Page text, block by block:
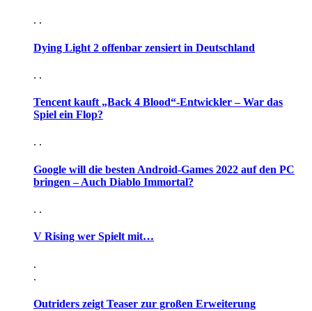
. .
Dying Light 2 offenbar zensiert in Deutschland
. .
Tencent kauft „Back 4 Blood“-Entwickler – War das
Spiel ein Flop?
. .
Google will die besten Android-Games 2022 auf den PC
bringen – Auch Diablo Immortal?
. .
V Rising wer Spielt mit…
.
.
Outriders zeigt Teaser zur großen Erweiterung